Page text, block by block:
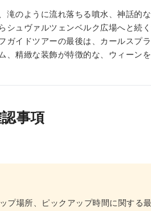
滝のように流れ落ちる噴水、神話的
シュヴァルツェンベルク広場へと続
ガイドツアーの最後は、カールスプ
、精緻な装飾が特徴的な、ウィーン
事項
プ場所、ピックアップ時間に関する